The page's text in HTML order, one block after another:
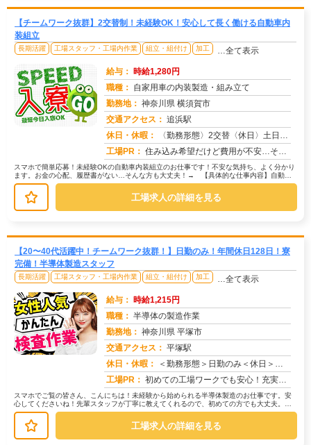
【チームワーク抜群】2交替制！未経験OK！安心して長く働ける自動車内
装組立
長期活躍 工場スタッフ・工場内作業 組立・組付け 加工 …全て表示
給与： 時給1,280円
職種： 自家用車の内装製造・組み立て
勤務地： 神奈川県 横須賀市
交通アクセス： 追浜駅
休日・休暇：
〈勤務形態〉2交替〈休日〉土日★ＧＷ★夏季休暇★冬季休暇★年末年始
工場PR： 住み込み希望だけど費用が不安…そんな方も安心！→ 寮費・初期費用は完全無料！家具家電付きの個室寮で、快適な一人暮ら...
スマホで簡単応募！未経験OKの自動車内装組立のお仕事です！不安な気持ち、よく分かり
ます。お金の心配、履歴書がない…そんな方も大丈夫！→ 【具体的な仕事内容】自動車
の天井の内装（クッション材）に、...
工場求人の詳細を見る
【20〜40代活躍中！チームワーク抜群！】日勤のみ！年間休日128日！寮
完備！半導体製造スタッフ
長期活躍 工場スタッフ・工場内作業 組立・組付け 加工 …全て表示
給与： 時給1,215円
職種： 半導体の製造作業
勤務地： 神奈川県 平塚市
交通アクセス： 平塚駅
休日・休暇：
＜勤務形態＞日勤のみ＜休日＞・年間休日128日・週休2日制・祝日休み（一部例外あり）・年3回、各9連休の長期休暇（...
工場PR： 初めての工場ワークでも安心！充実の研修制度と寮完備で、新しい一歩を踏み出しませんか？→ 全国2500件以上の格安寮...
スマホでご覧の皆さん、こんにちは！未経験から始められる半導体製造のお仕事です。安
心してくださいね！先輩スタッフが丁寧に教えてくれるので、初めての方でも大丈夫。具
体的には、ネジを締めたり、配線を繋...
工場求人の詳細を見る